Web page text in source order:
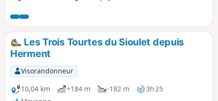
cœur d’une nature sauvage et préservée où se succèdent
des points de vue à couper le souffle.
Les Trois Tourtes du Sioulet depuis
Herment
Visorandonneur
10,04 km
+184 m -182 m
3h 25